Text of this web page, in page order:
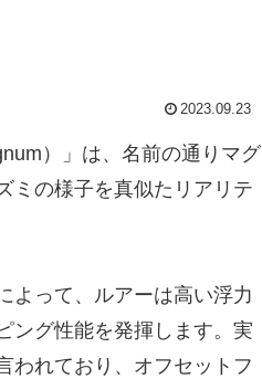
2023.09.23
）」は、名前の通りマグ
ミの様子を真似たリアリテ
よって、ルアーは高い浮力
ング性能を発揮します。実
われており、オフセットフ